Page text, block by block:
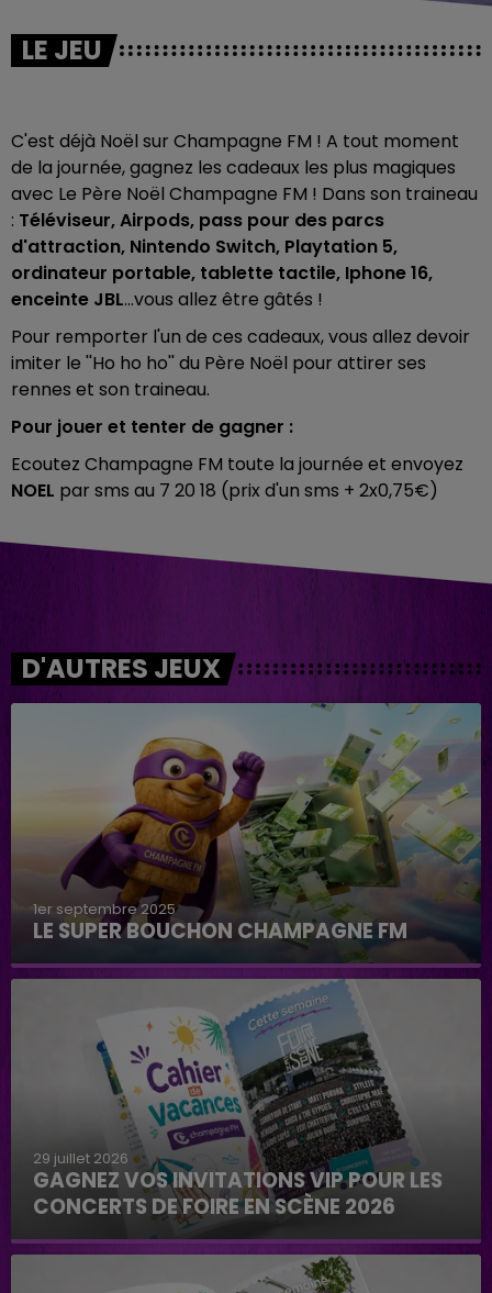
LE JEU
C'est déjà Noël sur Champagne FM ! A tout moment
de la journée, gagnez les cadeaux les plus magiques
avec Le Père Noël Champagne FM ! Dans son traineau
: Téléviseur, Airpods, pass pour des parcs
d'attraction, Nintendo Switch, Playtation 5,
ordinateur portable, tablette tactile, Iphone 16,
enceinte JBL...vous allez être gâtés !
Pour remporter l'un de ces cadeaux, vous allez devoir
imiter le ''Ho ho ho'' du Père Noël pour attirer ses
rennes et son traineau.
Pour jouer et tenter de gagner :
Ecoutez Champagne FM toute la journée et envoyez
NOEL par sms au 7 20 18 (prix d'un sms + 2x0,75€)
D'AUTRES JEUX
1er septembre 2025
LE SUPER BOUCHON CHAMPAGNE FM
29 juillet 2026
GAGNEZ VOS INVITATIONS VIP POUR LES
CONCERTS DE FOIRE EN SCÈNE 2026